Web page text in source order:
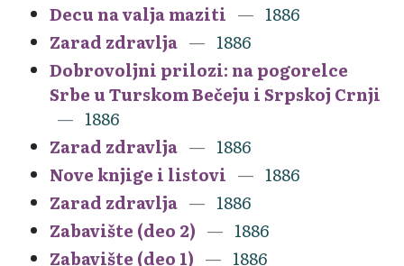
Decu na valja maziti
1886
Zarad zdravlja
1886
Dobrovoljni prilozi: na pogorelce
Srbe u Turskom Bečeju i Srpskoj Crnji
1886
Zarad zdravlja
1886
Nove knjige i listovi
1886
Zarad zdravlja
1886
Zabavište (deo 2)
1886
Zabavište (deo 1)
1886